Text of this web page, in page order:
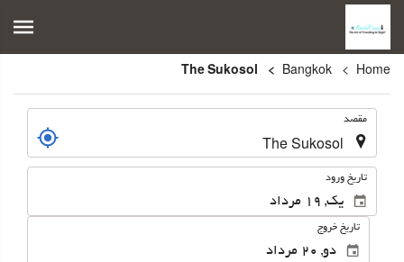
Home
Bangkok
مقصد
تاریخ ورود
تاریخ خروج